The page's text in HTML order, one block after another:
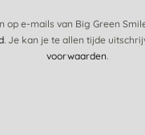
op e-mails van Big Green
. Je kan je te allen tijde
voorwaarden.